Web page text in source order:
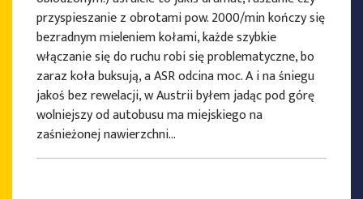
przyspieszanie z obrotami pow. 2000/min kończy się
bezradnym mieleniem kołami, każde szybkie
włączanie się do ruchu robi się problematyczne, bo
zaraz koła buksują, a ASR odcina moc. A i na śniegu
jakoś bez rewelacji, w Austrii byłem jadąc pod górę
wolniejszy od autobusu ma miejskiego na
zaśnieżonej nawierzchni…